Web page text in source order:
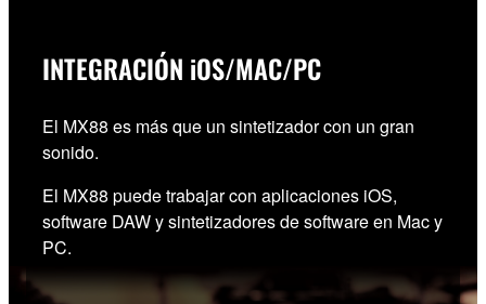
INTEGRACIÓN iOS/MAC/PC
El MX88 es más que un sintetizador con un gran
sonido.
El MX88 puede trabajar con aplicaciones iOS,
software DAW y sintetizadores de software en Mac y
PC.